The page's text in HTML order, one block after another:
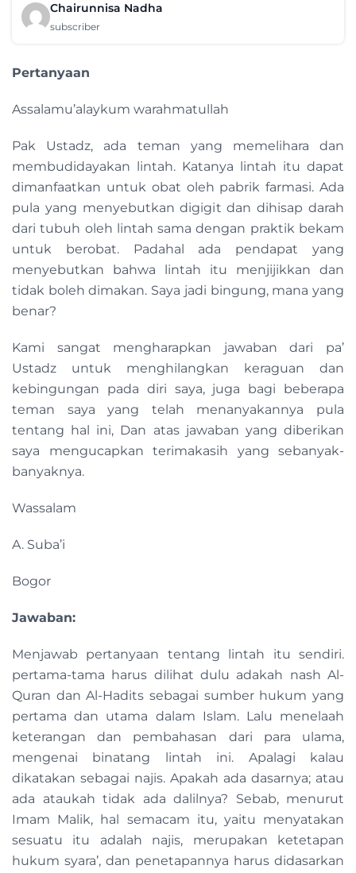
Chairunnisa Nadha
subscriber
Pertanyaan
Assalamu’alaykum warahmatullah
Pak Ustadz, ada teman yang memelihara dan
membudidayakan lintah. Katanya lintah itu dapat
dimanfaatkan untuk obat oleh pabrik farmasi. Ada
pula yang menyebutkan digigit dan dihisap darah
dari tubuh oleh lintah sama dengan praktik bekam
untuk berobat. Padahal ada pendapat yang
menyebutkan bahwa lintah itu menjijikkan dan
tidak boleh dimakan. Saya jadi bingung, mana yang
benar?
Kami sangat mengharapkan jawaban dari pa’
Ustadz untuk menghilangkan keraguan dan
kebingungan pada diri saya, juga bagi beberapa
teman saya yang telah menanyakannya pula
tentang hal ini, Dan atas jawaban yang diberikan
saya mengucapkan terimakasih yang sebanyak-
banyaknya.
Wassalam
A. Suba’i
Bogor
Jawaban:
Menjawab pertanyaan tentang lintah itu sendiri.
pertama-tama harus dilihat dulu adakah nash Al-
Quran dan Al-Hadits sebagai sumber hukum yang
pertama dan utama dalam Islam. Lalu menelaah
keterangan dan pembahasan dari para ulama,
mengenai binatang lintah ini. Apalagi kalau
dikatakan sebagai najis. Apakah ada dasarnya; atau
ada ataukah tidak ada dalilnya? Sebab, menurut
Imam Malik, hal semacam itu, yaitu menyatakan
sesuatu itu adalah najis, merupakan ketetapan
hukum syara’, dan penetapannya harus didasarkan